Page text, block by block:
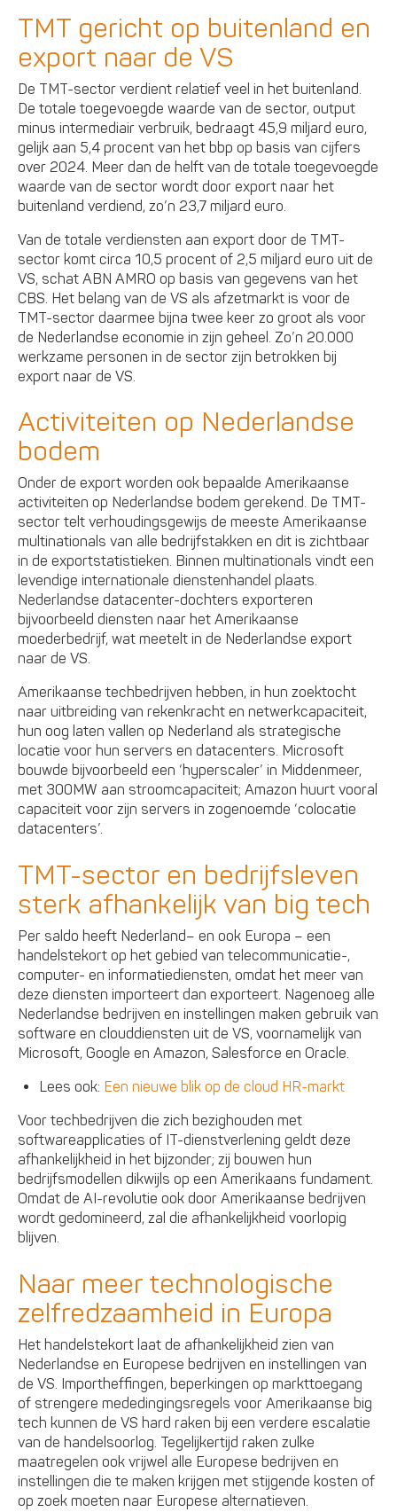
TMT gericht op buitenland en
export naar de VS
De TMT-sector verdient relatief veel in het buitenland.
De totale toegevoegde waarde van de sector, output
minus intermediair verbruik, bedraagt 45,9 miljard euro,
gelijk aan 5,4 procent van het bbp op basis van cijfers
over 2024. Meer dan de helft van de totale toegevoegde
waarde van de sector wordt door export naar het
buitenland verdiend, zo’n 23,7 miljard euro.
Van de totale verdiensten aan export door de TMT-
sector komt circa 10,5 procent of 2,5 miljard euro uit de
VS, schat ABN AMRO op basis van gegevens van het
CBS. Het belang van de VS als afzetmarkt is voor de
TMT-sector daarmee bijna twee keer zo groot als voor
de Nederlandse economie in zijn geheel. Zo’n 20.000
werkzame personen in de sector zijn betrokken bij
export naar de VS.
Activiteiten op Nederlandse
bodem
Onder de export worden ook bepaalde Amerikaanse
activiteiten op Nederlandse bodem gerekend. De TMT-
sector telt verhoudingsgewijs de meeste Amerikaanse
multinationals van alle bedrijfstakken en dit is zichtbaar
in de exportstatistieken. Binnen multinationals vindt een
levendige internationale dienstenhandel plaats.
Nederlandse datacenter-dochters exporteren
bijvoorbeeld diensten naar het Amerikaanse
moederbedrijf, wat meetelt in de Nederlandse export
naar de VS.
Amerikaanse techbedrijven hebben, in hun zoektocht
naar uitbreiding van rekenkracht en netwerkcapaciteit,
hun oog laten vallen op Nederland als strategische
locatie voor hun servers en datacenters. Microsoft
bouwde bijvoorbeeld een ‘hyperscaler’ in Middenmeer,
met 300MW aan stroomcapaciteit; Amazon huurt vooral
capaciteit voor zijn servers in zogenoemde ‘colocatie
datacenters’.
TMT-sector en bedrijfsleven
sterk afhankelijk van big tech
Per saldo heeft Nederland– en ook Europa – een
handelstekort op het gebied van telecommunicatie-,
computer- en informatiediensten, omdat het meer van
deze diensten importeert dan exporteert. Nagenoeg alle
Nederlandse bedrijven en instellingen maken gebruik van
software en clouddiensten uit de VS, voornamelijk van
Microsoft, Google en Amazon, Salesforce en Oracle.
Lees ook: Een nieuwe blik op de cloud HR-markt
Voor techbedrijven die zich bezighouden met
softwareapplicaties of IT-dienstverlening geldt deze
afhankelijkheid in het bijzonder; zij bouwen hun
bedrijfsmodellen dikwijls op een Amerikaans fundament.
Omdat de AI-revolutie ook door Amerikaanse bedrijven
wordt gedomineerd, zal die afhankelijkheid voorlopig
blijven.
Naar meer technologische
zelfredzaamheid in Europa
Het handelstekort laat de afhankelijkheid zien van
Nederlandse en Europese bedrijven en instellingen van
de VS. Importheffingen, beperkingen op markttoegang
of strengere mededingingsregels voor Amerikaanse big
tech kunnen de VS hard raken bij een verdere escalatie
van de handelsoorlog. Tegelijkertijd raken zulke
maatregelen ook vrijwel alle Europese bedrijven en
instellingen die te maken krijgen met stijgende kosten of
op zoek moeten naar Europese alternatieven.